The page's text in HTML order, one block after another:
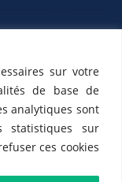
sur votre
de base de
analytiques sont
statistiques sur
ces cookies
Barcelone, Espagne |
de Paris 🤍